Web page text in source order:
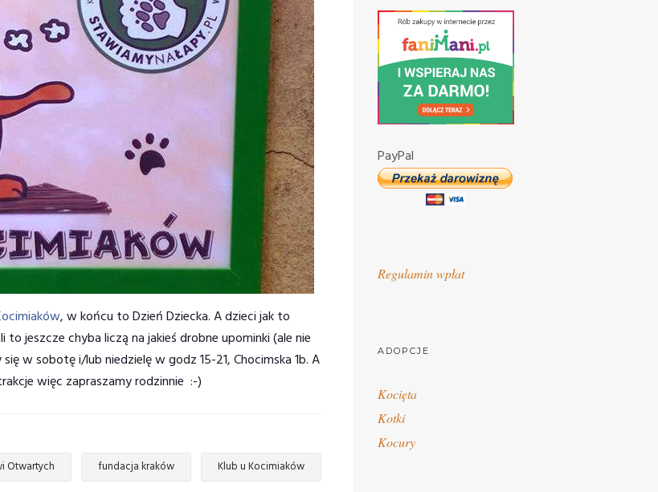
, w końcu to Dzień Dziecka. A dzieci jak to
jeszcze chyba liczą na jakieś drobne upominki (ale nie
w sobotę i/lub niedzielę w godz 15-21, Chocimska 1b. A
więc zapraszamy rodzinnie :-)
Otwartych fundacja kraków Klub u Kocimiaków
PayPal
Regulamin wpłat
ADOPCJE
Kocięta
Kotki
Kocury